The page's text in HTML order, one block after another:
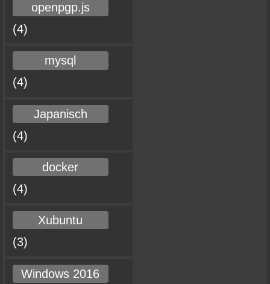
openpgp.js
(4)
mysql
(4)
Japanisch
(4)
docker
(4)
Xubuntu
(3)
Windows 2016